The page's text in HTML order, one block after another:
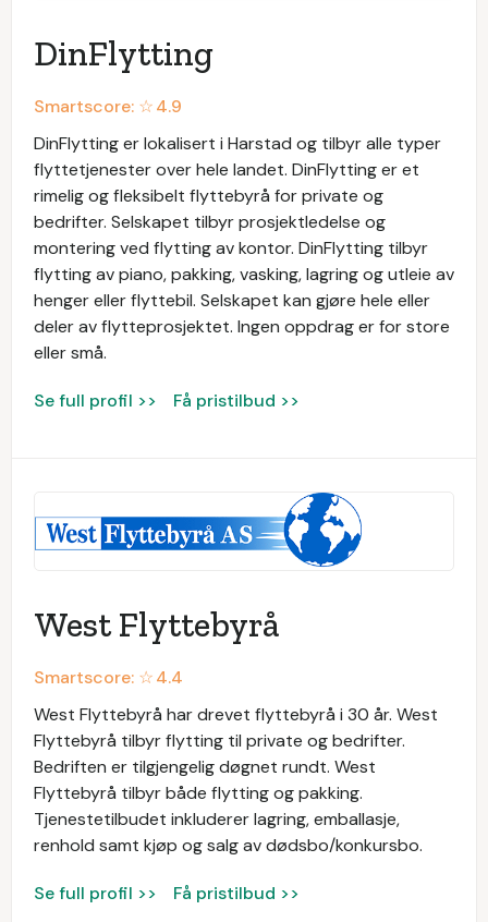
DinFlytting
Smartscore: ☆4.9
DinFlytting er lokalisert i Harstad og tilbyr alle typer
flyttetjenester over hele landet. DinFlytting er et
rimelig og fleksibelt flyttebyrå for private og
bedrifter. Selskapet tilbyr prosjektledelse og
montering ved flytting av kontor. DinFlytting tilbyr
flytting av piano, pakking, vasking, lagring og utleie av
henger eller flyttebil. Selskapet kan gjøre hele eller
deler av flytteprosjektet. Ingen oppdrag er for store
eller små.
Se full profil >> Få pristilbud >>
West Flyttebyrå
Smartscore: ☆4.4
West Flyttebyrå har drevet flyttebyrå i 30 år. West
Flyttebyrå tilbyr flytting til private og bedrifter.
Bedriften er tilgjengelig døgnet rundt. West
Flyttebyrå tilbyr både flytting og pakking.
Tjenestetilbudet inkluderer lagring, emballasje,
renhold samt kjøp og salg av dødsbo/konkursbo.
Se full profil >> Få pristilbud >>